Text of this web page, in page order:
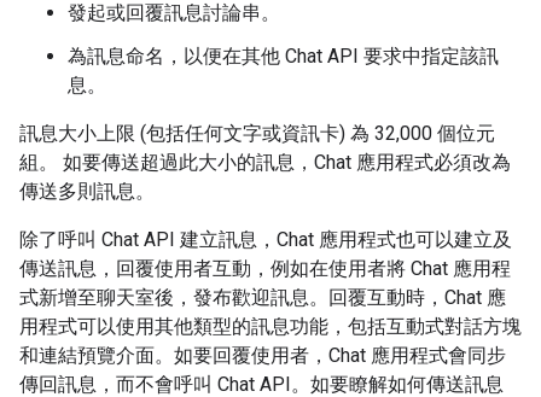
發起或回覆訊息討論串。
為訊息命名，以便在其他 Chat API 要求中指定該訊
息。
訊息大小上限 (包括任何文字或資訊卡) 為 32,000 個位元
組。 如要傳送超過此大小的訊息，Chat 應用程式必須改為
傳送多則訊息。
除了呼叫 Chat API 建立訊息，Chat 應用程式也可以建立及
傳送訊息，回覆使用者互動，例如在使用者將 Chat 應用程
式新增至聊天室後，發布歡迎訊息。回覆互動時，Chat 應
用程式可以使用其他類型的訊息功能，包括互動式對話方塊
和連結預覽介面。如要回覆使用者，Chat 應用程式會同步
傳回訊息，而不會呼叫 Chat API。如要瞭解如何傳送訊息